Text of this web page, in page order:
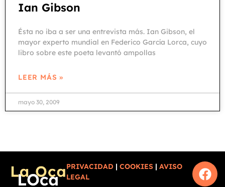
Ian Gibson
Ésta no iba a ser una entrevista más. Ian Gibson, el
mayor experto mundial en Federico García Lorca, cuyo
libro sobre este poeta levantó ampollas
LEER MÁS »
mayo 30, 2009
PRIVACIDAD | COOKIES | AVISO
LEGAL